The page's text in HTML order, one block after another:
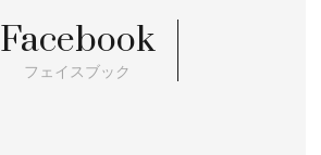
Facebook
フェイスブック